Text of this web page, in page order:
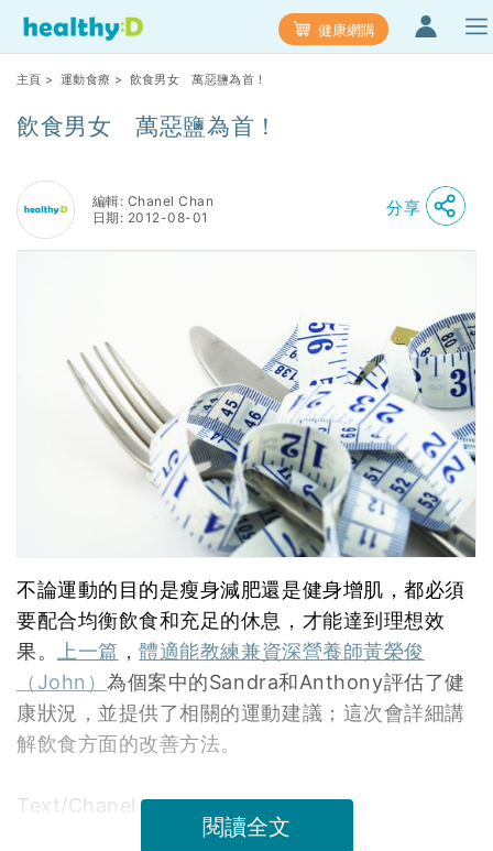
健康網購
主頁 > 運動食療 > 飲食男女 萬惡鹽為首！
飲食男女 萬惡鹽為首！
編輯: Chanel Chan
日期: 2012-08-01
分享
不論運動的目的是瘦身減肥還是健身增肌，都必須
要配合均衡飲食和充足的休息，才能達到理想效
果。
上一篇 ，體適能教練兼資深營養師黃榮俊
（John）為個案中的Sandra和Anthony評估了健
康狀況，並提供了相關的運動建議；這次會詳細講
解飲食方面的改善方法。
Text/Chanel
閱讀全文